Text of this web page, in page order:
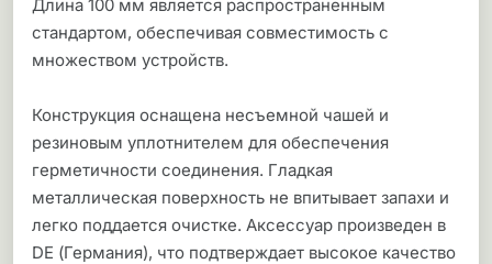
Длина 100 мм является распространенным
стандартом, обеспечивая совместимость с
множеством устройств.
Конструкция оснащена несъемной чашей и
резиновым уплотнителем для обеспечения
герметичности соединения. Гладкая
металлическая поверхность не впитывает запахи и
легко поддается очистке. Аксессуар произведен в
DE (Германия), что подтверждает высокое качество